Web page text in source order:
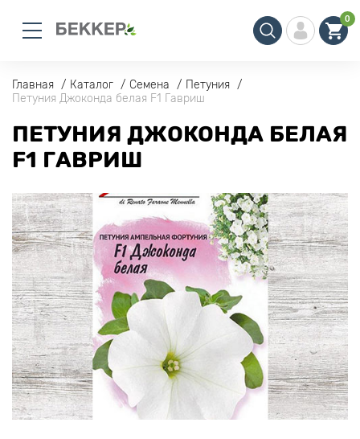
0
Главная Каталог Семена
Петуния
Петуния Джоконда белая F1 Гавриш
ПЕТУНИЯ ДЖОКОНДА БЕЛАЯ
F1 ГАВРИШ